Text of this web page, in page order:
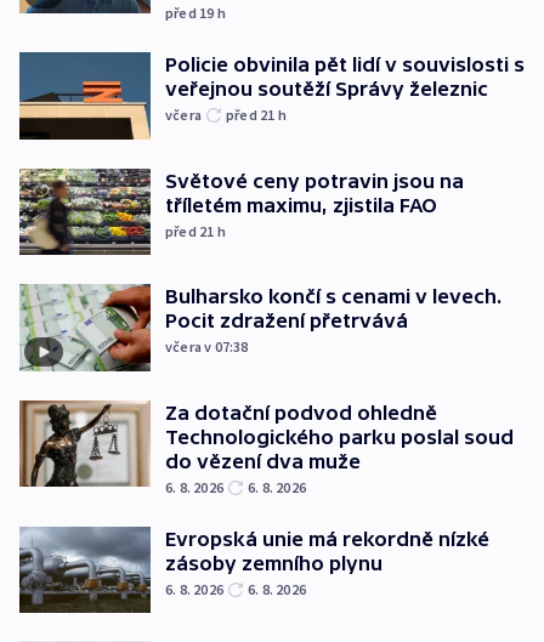
před 19 h
Policie obvinila pět lidí v souvislosti s
veřejnou soutěží Správy železnic
včera před 21 h
Světové ceny potravin jsou na
tříletém maximu, zjistila FAO
před 21 h
Bulharsko končí s cenami v levech.
Pocit zdražení přetrvává
včera v 07:38
Za dotační podvod ohledně
Technologického parku poslal soud
do vězení dva muže
6. 8. 2026 6. 8. 2026
Evropská unie má rekordně nízké
zásoby zemního plynu
6. 8. 2026 6. 8. 2026